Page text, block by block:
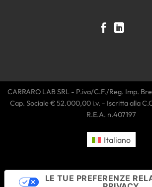
CARRARO LAB SRL - P.iva/C.F./Reg. Imp.
Cap. Sociale € 52.000,00 i.v. - Iscritta alla
R.E.A. n.407197
Italiano
LE TUE PREFERENZE